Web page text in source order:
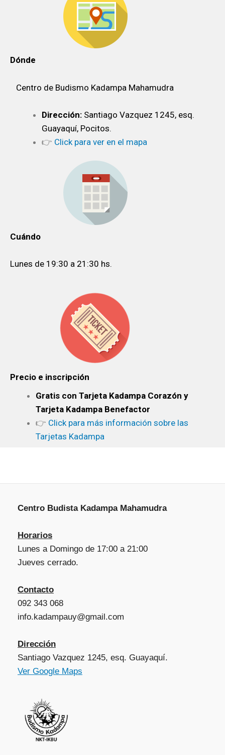
Dónde
Centro de Budismo Kadampa Mahamudra
Dirección: Santiago Vazquez 1245, esq.
Guayaquí, Pocitos.
👉 Click para ver en el mapa
Cuándo
Lunes de 19:30 a 21:30 hs.
Precio e inscripción
Gratis con Tarjeta Kadampa Corazón y
Tarjeta Kadampa Benefactor
👉 Click para más información sobre las
Tarjetas Kadampa
Centro Budista Kadampa Mahamudra
Horarios
Lunes a Domingo de 17:00 a 21:00
Jueves cerrado.
Contacto
092 343 068
info.kadampauy@gmail.com
Dirección
Santiago Vazquez 1245, esq. Guayaquí.
Ver Google Maps